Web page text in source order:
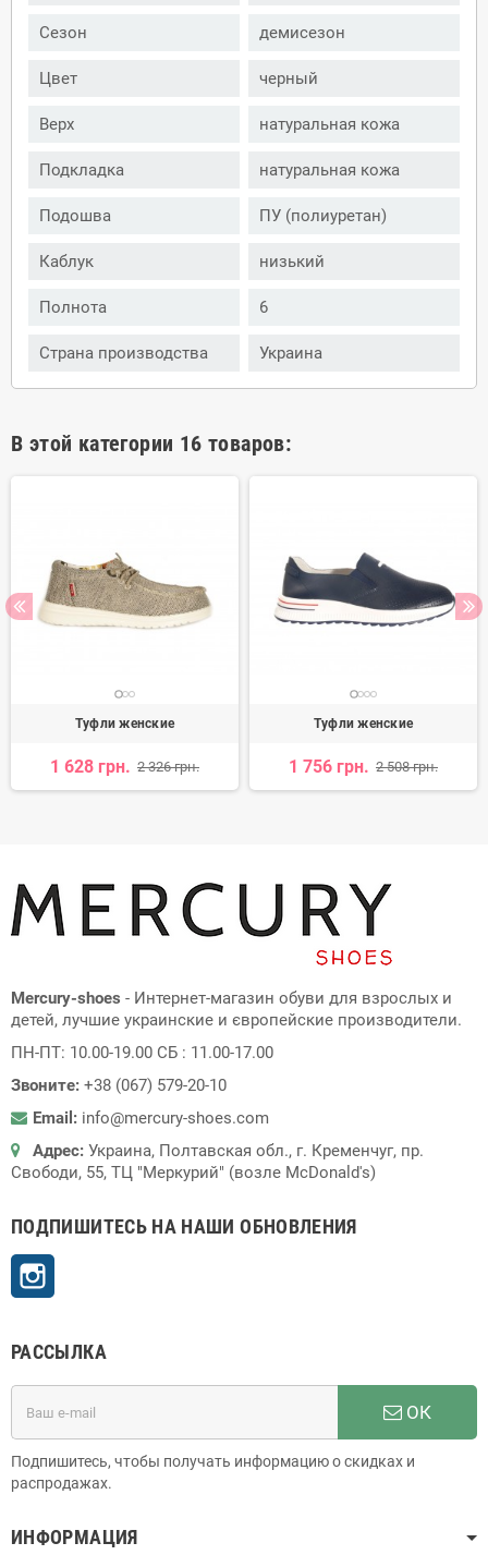
Сезон демисезон
Цвет черный
Верх натуральная кожа
Подкладка натуральная кожа
Подошва ПУ (полиуретан)
Каблук низький
Полнота 6
Страна производства Украина
В этой категории 16 товаров:
Туфли женские
1 628 грн. 2 326 грн.
Туфли женские
1 756 грн. 2 508 грн.
Mercury-shoes - Интернет-магазин обуви для взрослых и
детей, лучшие украинские и європейские производители.
ПН-ПТ: 10.00-19.00 СБ : 11.00-17.00
Звоните: +38 (067) 579-20-10
Email: info@mercury-shoes.com
Адрес: Украина, Полтавская обл., г. Кременчуг, пр.
Свободи, 55, ТЦ "Меркурий" (возле McDonald's)
ПОДПИШИТЕСЬ НА НАШИ ОБНОВЛЕНИЯ
РАССЫЛКА
ОК
Подпишитесь, чтобы получать информацию о скидках и
распродажах.
ИНФОРМАЦИЯ